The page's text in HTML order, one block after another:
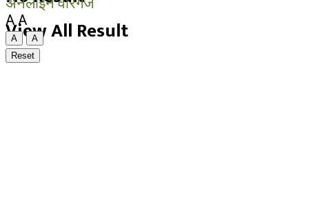
View All Result
A A
A
A
Reset